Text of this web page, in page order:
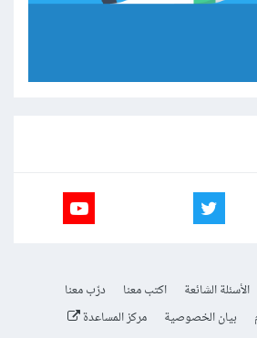
الأسئلة الشائعة اكتب معنا
درّب معنا
بيان الخصوصية مركز المساعدة